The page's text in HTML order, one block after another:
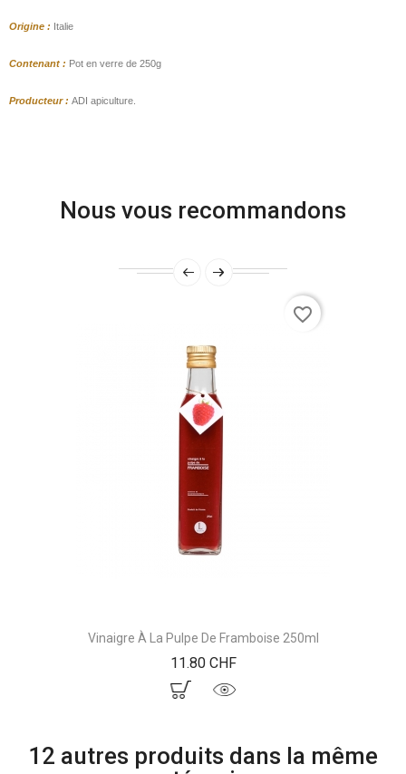
Origine : Italie
Contenant : Pot en verre de 250g
Producteur : ADI apiculture.
Nous vous recommandons
Vinaigre À La Pulpe De Framboise 250ml
11.80 CHFPrix
favorite_border
12 autres produits dans la même